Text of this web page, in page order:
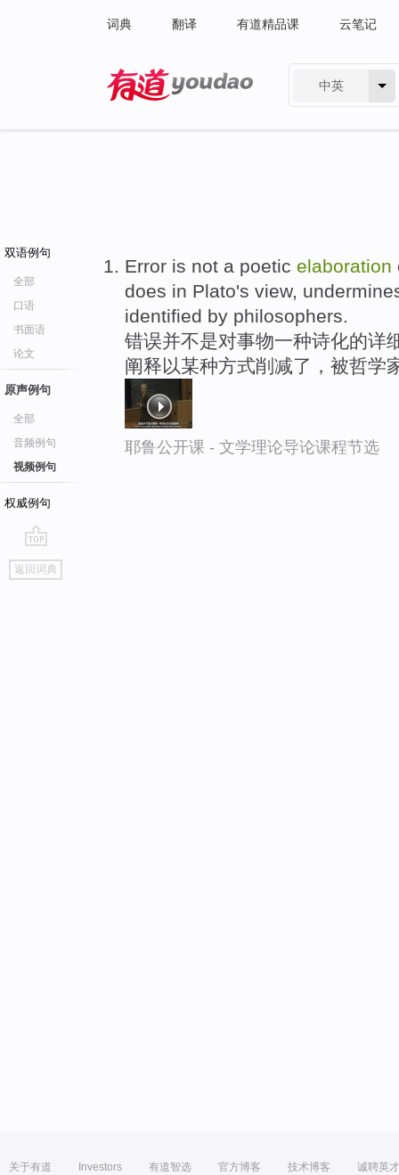
词典 翻译 有道精品课 云笔记
中英
双语例句
全部
口语
书面语
论文
原声例句
全部
音频例句
视频例句
权威例句
go
top
返回词典
Error is not a poetic elaboration
does in Plato's view,
identified by philosophers.
错误并不是对事物一种诗化的详
阐释以某种方式削减了，被哲学
耶鲁公开课 - 文学理论导论课程节选
关于有道 Investors 有道智选 官方博客 技术博客 诚聘英才